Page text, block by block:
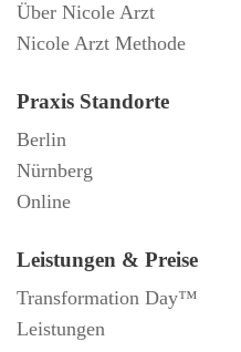
Über Nicole Arzt
Nicole Arzt Methode
Praxis Standorte
Berlin
Nürnberg
Online
Leistungen & Preise
Transformation Day™
Leistungen